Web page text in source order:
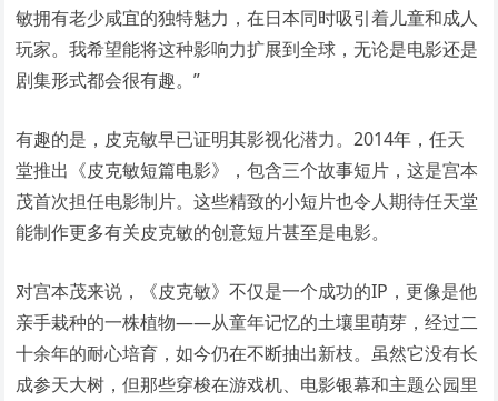
敏拥有老少咸宜的独特魅力，在日本同时吸引着儿童和成人
玩家。我希望能将这种影响力扩展到全球，无论是电影还是
剧集形式都会很有趣。”
有趣的是，皮克敏早已证明其影视化潜力。2014年，任天
堂推出《皮克敏短篇电影》，包含三个故事短片，这是宫本
茂首次担任电影制片。这些精致的小短片也令人期待任天堂
能制作更多有关皮克敏的创意短片甚至是电影。
对宫本茂来说，《皮克敏》不仅是一个成功的IP，更像是他
亲手栽种的一株植物——从童年记忆的土壤里萌芽，经过二
十余年的耐心培育，如今仍在不断抽出新枝。虽然它没有长
成参天大树，但那些穿梭在游戏机、电影银幕和主题公园里